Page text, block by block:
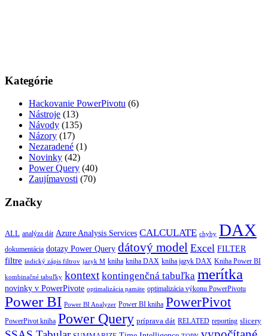
Kategórie
Hackovanie PowerPivotu (6)
Nástroje (13)
Návody (135)
Názory (17)
Nezaradené (1)
Novinky (42)
Power Query (40)
Zaujímavosti (70)
Značky
ALL analýza dát Azure Analysis Services CALCULATE chyby DAX
dokumentácia dotazy Power Query dátový model Excel FILTER
filtre indický zápis filtrov jazyk M kniha kniha DAX kniha jazyk DAX Kniha Power BI
kombinačné tabuľky kontext kontingenčná tabuľka merítka
novinky v PowerPivote optimalizácia pamäte optimalizácia výkonu PowerPivotu
Power BI Power BI Analyzer Power BI kniha PowerPivot
PowerPivot kniha Power Query príprava dát RELATED reportíng slicery